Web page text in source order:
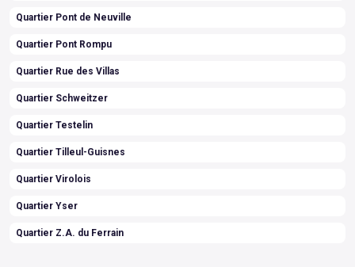
Quartier Pont de Neuville
Quartier Pont Rompu
Quartier Rue des Villas
Quartier Schweitzer
Quartier Testelin
Quartier Tilleul-Guisnes
Quartier Virolois
Quartier Yser
Quartier Z.A. du Ferrain